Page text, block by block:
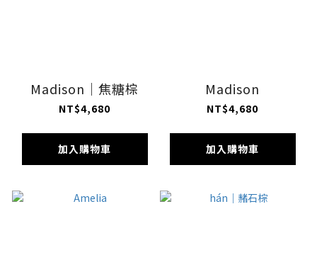
Madison｜焦糖棕
NT$4,680
加入購物車
Madison
NT$4,680
加入購物車